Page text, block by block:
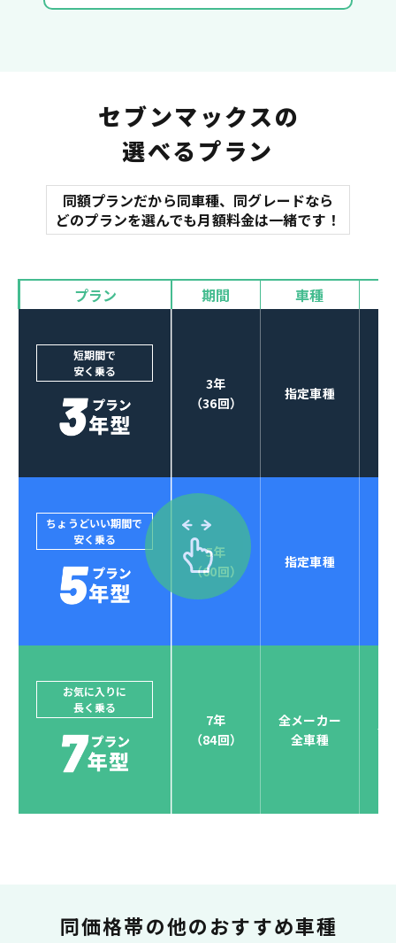
オイル交換 諸費用
マット
バイザー
3
オプションも選べる！
POINT
4
セブンマックスなら
クレジットカード払い可能
ジョイカルジャパンでは、カーリース決済を国際5大カ
他にはないサービスがクレジットカード決済、賢くポ
イント運用も！
ポイント還元
セブンマックスの
選べるプラン
同額プランだから同車種、同グレードなら
どのプランを選んでも月額料金は一緒です！
プラン 期間 車種
短期間で
安く乗る
3年
（36回）
指定車種
ちょうどいい期間で
安く乗る
5年
（60回）
指定車種
お気に入りに
長く乗る
7年
（84回）
全メーカー
全車種
全
同価格帯の他のおすすめ車種